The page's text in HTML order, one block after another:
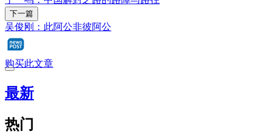
下一篇
吴俊刚：此阿公非彼阿公
购买此文章
最新
热门